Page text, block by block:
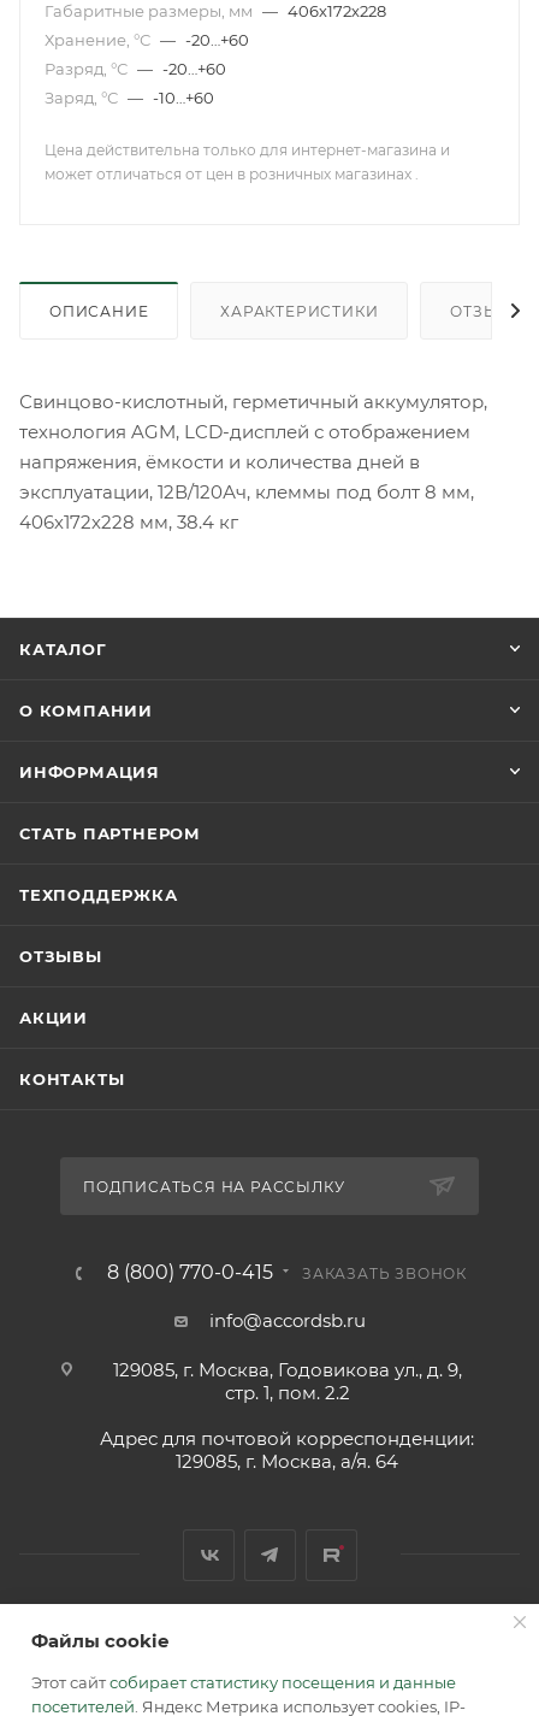
Габаритные размеры, мм — 406х172х228
Хранение, °С — -20…+60
Разряд, °С — -20…+60
Заряд, °С — -10…+60
Цена действительна только для интернет-магазина и
может отличаться от цен в розничных магазинах .
ОПИСАНИЕ ХАРАКТЕРИСТИКИ ОТЗЫВЫ
Свинцово-кислотный, герметичный аккумулятор,
технология AGM, LCD-дисплей с отображением
напряжения, ёмкости и количества дней в
эксплуатации, 12В/120Ач, клеммы под болт 8 мм,
406х172х228 мм, 38.4 кг
КАТАЛОГ
О КОМПАНИИ
ИНФОРМАЦИЯ
СТАТЬ ПАРТНЕРОМ
ТЕХПОДДЕРЖКА
ОТЗЫВЫ
АКЦИИ
КОНТАКТЫ
ПОДПИСАТЬСЯ НА РАССЫЛКУ
8 (800) 770-0-415 ЗАКАЗАТЬ ЗВОНОК
info@accordsb.ru
129085, г. Москва, Годовикова ул., д. 9,
стр. 1, пом. 2.2
Адрес для почтовой корреспонденции:
129085, г. Москва, а/я. 64
2026 © Обращаем Ваше внимание на то, что вся
информация, размещенная на сайте, носит
информационный характер и не является публичной
Файлы cookie
Этот сайтсобирает статистику посещения и данные
посетителей . Яндекс Метрика использует cookies, IP-